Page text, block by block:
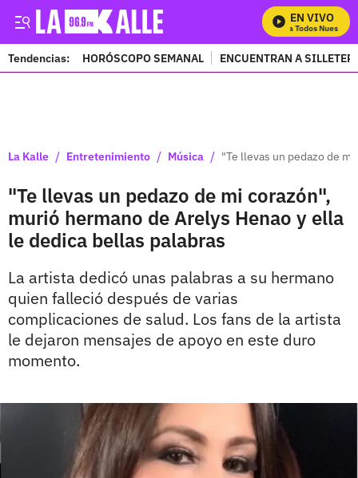
EN VIVO
Mira Todos Nuestros
Tendencias: HORÓSCOPO SEMANAL ENCUENTRAN A
La Kalle / Entretenimiento / Música / "Te llevas un pedazo de
"Te llevas un pedazo de mi corazón",
murió hermano de Arelys Henao y ella
le dedica bellas palabras
La artista dedicó unas palabras a su hermano
quien falleció después de varias
complicaciones de salud. Los fans de la artista
le dejaron mensajes de apoyo en este duro
momento.